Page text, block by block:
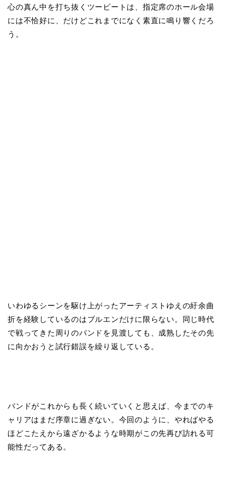
心の真ん中を打ち抜くツービートは、指定席のホール会場
には不恰好に、だけどこれまでになく素直に鳴り響くだろ
う。
いわゆるシーンを駆け上がったアーティストゆえの紆余曲
折を経験しているのはブルエンだけに限らない。同じ時代
で戦ってきた周りのバンドを見渡しても、成熟したその先
に向かおうと試行錯誤を繰り返している。
バンドがこれからも長く続いていくと思えば、今までのキ
ャリアはまだ序章に過ぎない。今回のように、やればやる
ほどこたえから遠ざかるような時期がこの先再び訪れる可
能性だってある。